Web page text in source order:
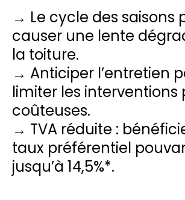
→ Le cycle des saisons
causer une lente
la toiture.
→ Anticiper l’entretien
limiter les interventions
coûteuses.
→ TVA réduite :
taux préférentiel
jusqu’à 14,5%*.